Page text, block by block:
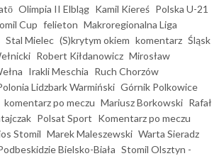
Olimpia II Elbląg Kamil Kiereś Polska U-21
Cup felieton Makroregionalna Liga
Stal Mielec (S)krytym okiem komentarz Śląsk
Robert Kiłdanowicz Mirosław
Irakli Meschia Ruch Chorzów
Lidzbark Warmiński Górnik Polkowice
komentarz po meczu Mariusz Borkowski Rafał
Polsat Sport Komentarz po meczu
Stomil Marek Maleszewski Warta Sieradz
Bielsko-Biała Stomil Olsztyn -